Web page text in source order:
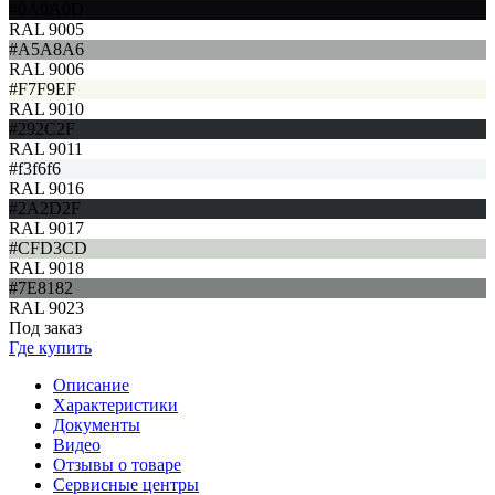
RAL 9005
#A5A8A6
RAL 9006
#F7F9EF
RAL 9010
#292C2F
RAL 9011
#f3f6f6
RAL 9016
#2A2D2F
RAL 9017
#CFD3CD
RAL 9018
#7E8182
RAL 9023
Под заказ
Где купить
Описание
Характеристики
Документы
Видео
Отзывы о товаре
Сервисные центры